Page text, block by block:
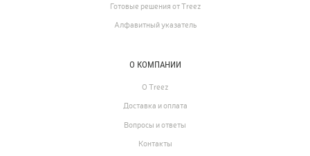
Готовые решения от Treez
Алфавитный указатель
О КОМПАНИИ
О Treez
Доставка и оплата
Вопросы и ответы
Контакты